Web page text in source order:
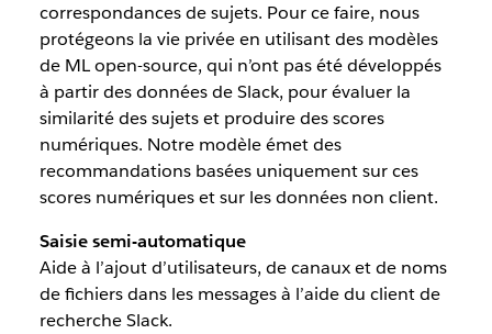
correspondances de sujets. Pour ce faire, nous
protégeons la vie privée en utilisant des modèles
de ML open-source, qui n’ont pas été développés
à partir des données de Slack, pour évaluer la
similarité des sujets et produire des scores
numériques. Notre modèle émet des
recommandations basées uniquement sur ces
scores numériques et sur les données non client.
Saisie semi-automatique
Aide à l’ajout d’utilisateurs, de canaux et de noms
de fichiers dans les messages à l’aide du client de
recherche Slack.